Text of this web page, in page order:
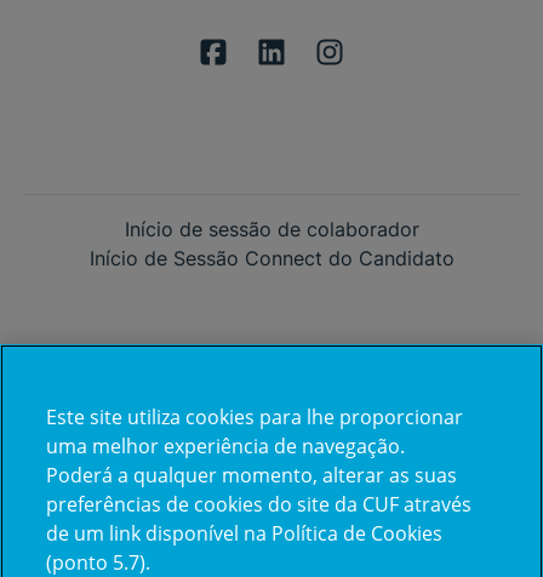
Início de sessão de colaborador
Início de Sessão Connect do Candidato
Já trabalha na CUF?
Vamos encontrar juntos o seu
próximo colega de equipe.
Este site utiliza cookies para lhe proporcionar
uma melhor experiência de navegação.
Poderá a qualquer momento, alterar as suas
preferências de cookies do site da CUF através
de um link disponível na Política de Cookies
(ponto 5.7).